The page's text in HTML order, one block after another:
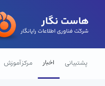
پشتیبانی اخبار مرکز آموزش